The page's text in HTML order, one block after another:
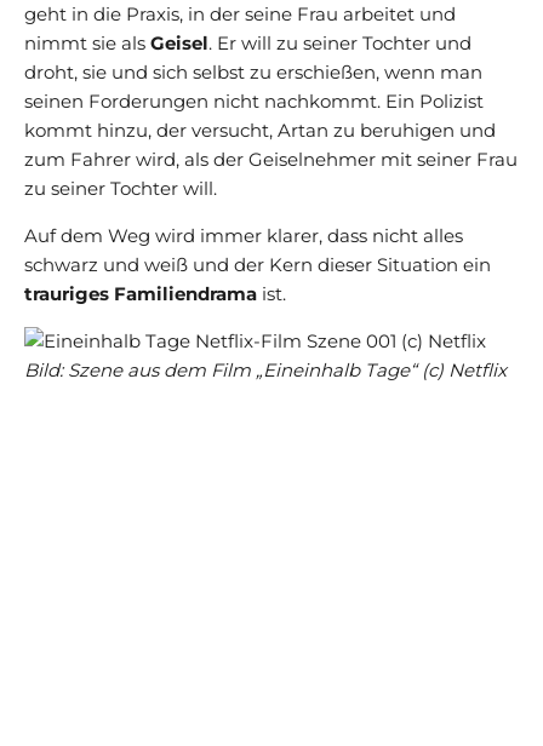
geht in die Praxis, in der seine Frau arbeitet und
nimmt sie als Geisel. Er will zu seiner Tochter und
droht, sie und sich selbst zu erschießen, wenn man
seinen Forderungen nicht nachkommt. Ein Polizist
kommt hinzu, der versucht, Artan zu beruhigen und
zum Fahrer wird, als der Geiselnehmer mit seiner Frau
zu seiner Tochter will.
Auf dem Weg wird immer klarer, dass nicht alles
schwarz und weiß und der Kern dieser Situation ein
trauriges Familiendrama ist.
Bild: Szene aus dem Film „Eineinhalb Tage“ (c) Netflix